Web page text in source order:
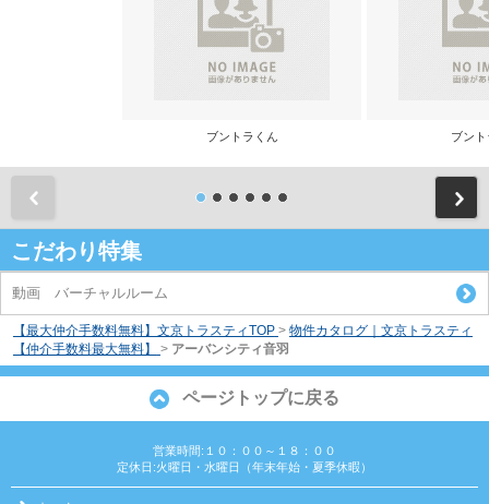
ブントラくん ブン
こだわり特集
動画 バーチャルルーム
【最大仲介手数料無料】文京トラスティTOP > 物件カタログ｜文京トラスティ
【仲介手数料最大無料】
> アーバンシティ音羽
ページトップに戻る
営業時間:１０：００～１８：００
定休日:火曜日・水曜日（年末年始・夏季休暇）